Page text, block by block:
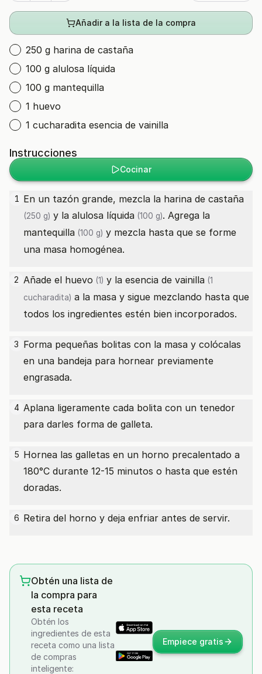
Añadir a la lista de la compra
250 g harina de castaña
100 g alulosa líquida
100 g mantequilla
1 huevo
1 cucharadita esencia de vainilla
Instrucciones
Cocinar
1 En un tazón grande, mezcla la harina de castaña
(250 g) y la alulosa líquida (100 g). Agrega la
mantequilla (100 g) y mezcla hasta que se forme
una masa homogénea.
2 Añade el huevo (1) y la esencia de vainilla (1
cucharadita) a la masa y sigue mezclando hasta que
todos los ingredientes estén bien incorporados.
3 Forma pequeñas bolitas con la masa y colócalas
en una bandeja para hornear previamente
engrasada.
4 Aplana ligeramente cada bolita con un tenedor
para darles forma de galleta.
5 Hornea las galletas en un horno precalentado a
180°C durante 12-15 minutos o hasta que estén
doradas.
6 Retira del horno y deja enfriar antes de servir.
Obtén una lista de
la compra para
esta receta
Obtén los
ingredientes de esta
receta como una lista
de compras
inteligente:
Empiece gratis